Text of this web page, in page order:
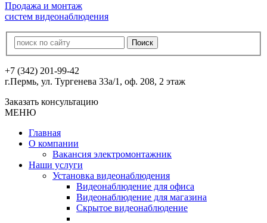
Продажа и монтаж
систем видеонаблюдения
+7 (342) 201-99-42
г.Пермь, ул. Тургенева 33а/1, оф. 208, 2 этаж
Заказать консультацию
МЕНЮ
Главная
О компании
Вакансия электромонтажник
Наши услуги
Установка видеонаблюдения
Видеонаблюдение для офиса
Видеонаблюдение для магазина
Скрытое видеонаблюдение